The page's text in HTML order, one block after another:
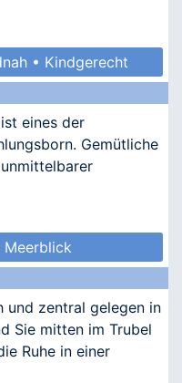
• Kindgerecht
eines der
Gemütliche
Meerblick
und zentral gelegen in
Sie mitten im Trubel
Ruhe in einer